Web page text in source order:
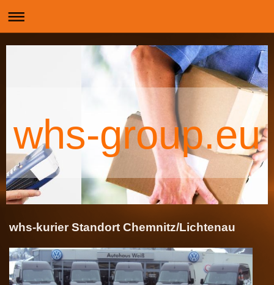
whs-group.eu
whs-kurier Standort Chemnitz/Lichtenau